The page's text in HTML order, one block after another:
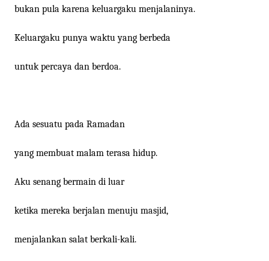
bukan pula karena keluargaku menjalaninya.
Keluargaku punya waktu yang berbeda
untuk percaya dan berdoa.
Ada sesuatu pada Ramadan
yang membuat malam terasa hidup.
Aku senang bermain di luar
ketika mereka berjalan menuju masjid,
menjalankan salat berkali-kali.